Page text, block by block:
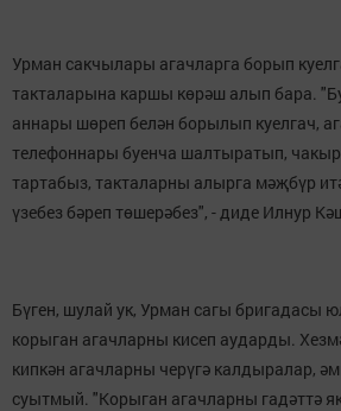
Урман сакчылары агачларга борып
такталарына каршы көрәш алып бара.
аннары шөреп белән борылып куелгач,
телефоннары буенча шалтыратып,
тартабыз, такталарны алырга мәҗбүр
үзебез бәреп төшерәбез", - диде Илнур
Бүген, шулай ук, Урман сагы бригадасы
корыган агачларны кисеп аударды.
кипкән агачларны черүгә калдыралар,
суытмый. "Корыган агачларны гадәттә